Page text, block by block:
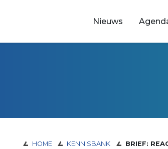
Nieuws
HOME KENNISBANK BRIEF: